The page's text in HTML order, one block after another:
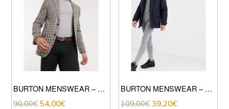
BURTON MENSWEAR – GIACCA SKINNY A QUADRI MARRONE E BLU NAVY
90,00€ 54,00€
BURTON MENSWEAR – PARKA BLU NAVY SCURO-NERO
109,00€ 39,20€